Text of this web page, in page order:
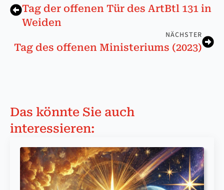
Tag der of­fen­en Tür des ArtBtl 131 in
Wei­den
NÄCHSTER
Tag des offenen Ministeriums (2023)
Das könnte Sie auch
interessieren: